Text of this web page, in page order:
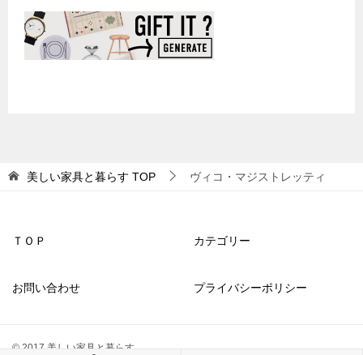
美しい家具と暮らす TOP ヴィコ・マジストレッティ
ＴＯＰ カテゴリー
お問い合わせ プライバシーポリシー
© 2017 美しい家具と暮らす